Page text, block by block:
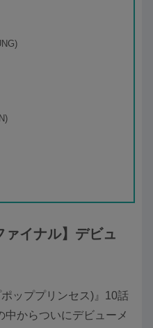
ァイナル】デビュ
ッププリンセス)』10話
からついにデビューメ